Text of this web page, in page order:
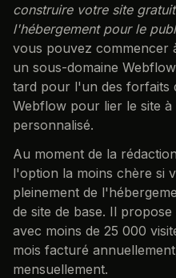
construire votre site
l'hébergement pour le
vous pouvez commencer
un sous-domaine
tard pour l'un des forfaits
Webflow pour lier le site à
personnalisé.
Au moment de la
l'option la moins chère si
pleinement de
de site de base. Il
avec moins de 25 000
mois facturé
mensuellement.